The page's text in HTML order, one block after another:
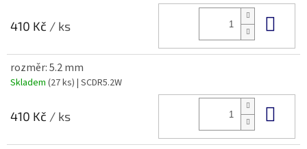
410 Kč / ks
rozměr: 5.2 mm
Skladem (27 ks) | SCDR5.2W
410 Kč / ks